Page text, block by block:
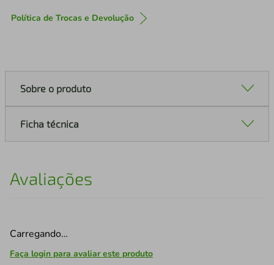
Política de Trocas e Devolução
Sobre o produto
Ficha técnica
Avaliações
Carregando…
Faça login para avaliar este produto